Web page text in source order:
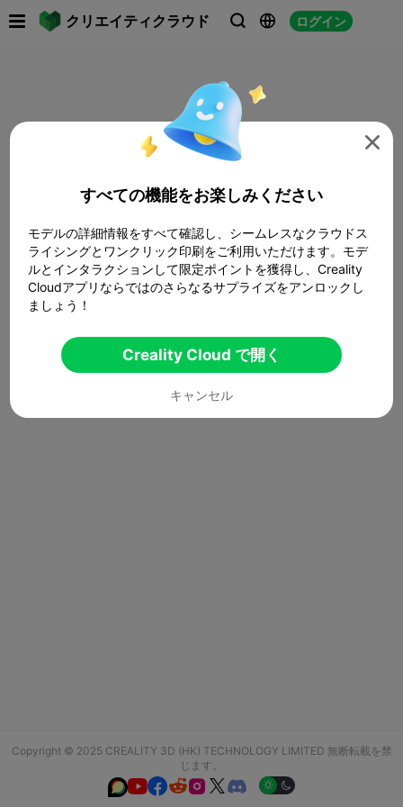
クリエイティクラウド   ログイン
Copyright © 2025 CREALITY 3D (HK) TECHNOLOGY LIMITED 無断転載を禁
じます。
  

すべての機能をお楽しみください
モデルの詳細情報をすべて確認し、シームレスなクラウドス
ライシングとワンクリック印刷をご利用いただけます。モデ
ルとインタラクションして限定ポイントを獲得し、Creality
Cloudアプリならではのさらなるサプライズをアンロックし
ましょう！
Creality Cloud で開く
キャンセル